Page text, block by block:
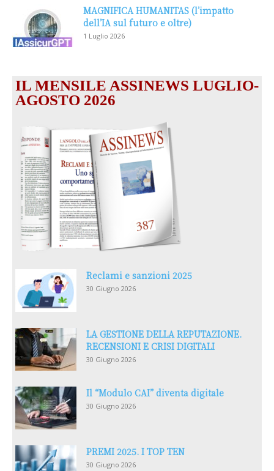
MAGNIFICA HUMANITAS (l’impatto
dell’IA sul futuro e oltre)
1 Luglio 2026
IL MENSILE ASSINEWS LUGLIO-
AGOSTO 2026
Reclami e sanzioni 2025
30 Giugno 2026
LA GESTIONE DELLA REPUTAZIONE.
RECENSIONI E CRISI DIGITALI
30 Giugno 2026
Il “Modulo CAI” diventa digitale
30 Giugno 2026
PREMI 2025. I TOP TEN
30 Giugno 2026